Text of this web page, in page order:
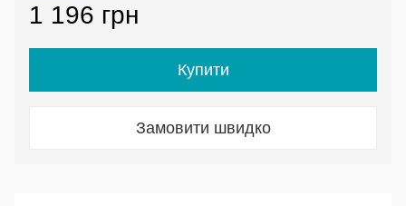
1 196 грн
Купити
Замовити швидко